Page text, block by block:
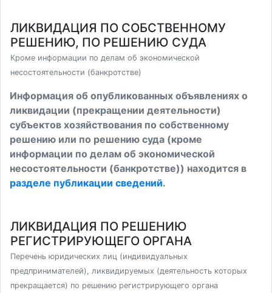
ЛИКВИДАЦИЯ ПО СОБСТВЕННОМУ
РЕШЕНИЮ, ПО РЕШЕНИЮ СУДА
Кроме информации по делам об экономической
несостоятельности (банкротстве)
Информация об опубликованных объявлениях о
ликвидации (прекращении деятельности)
субъектов хозяйствования по собственному
решению или по решению суда (кроме
информации по делам об экономической
несостоятельности (банкротстве)) находится в
разделе публикации сведений.
ЛИКВИДАЦИЯ ПО РЕШЕНИЮ
РЕГИСТРИРУЮЩЕГО ОРГАНА
Перечень юридических лиц (индивидуальных
предпринимателей), ликвидируемых (деятельность которых
прекращается) по решению регистрирующего органа